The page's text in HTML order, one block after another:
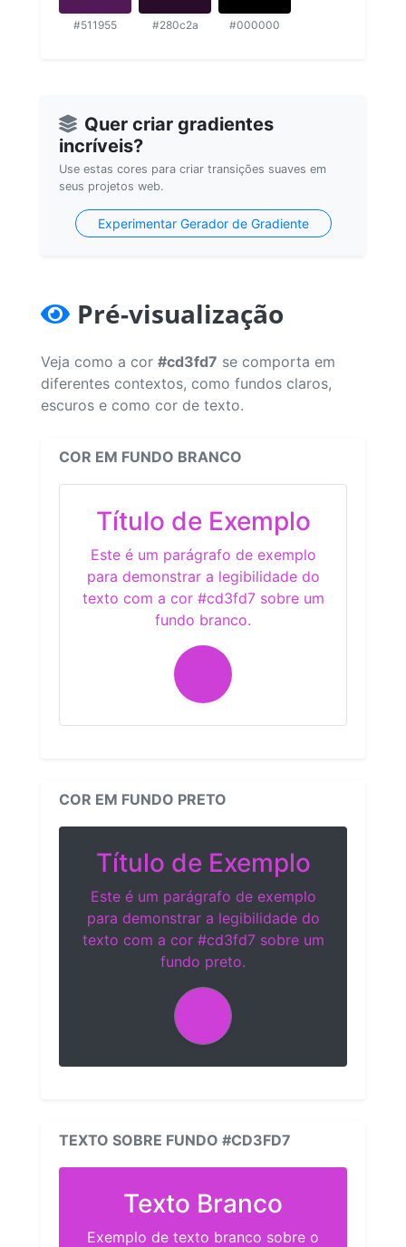
#511955 #280c2a #000000
Quer criar gradientes
incríveis?
Use estas cores para criar transições suaves em
seus projetos web.
Experimentar Gerador de Gradiente
Pré-visualização
Veja como a cor #cd3fd7 se comporta em
diferentes contextos, como fundos claros,
escuros e como cor de texto.
COR EM FUNDO BRANCO
Título de Exemplo
Este é um parágrafo de exemplo
para demonstrar a legibilidade do
texto com a cor #cd3fd7 sobre um
fundo branco.
COR EM FUNDO PRETO
Título de Exemplo
Este é um parágrafo de exemplo
para demonstrar a legibilidade do
texto com a cor #cd3fd7 sobre um
fundo preto.
TEXTO SOBRE FUNDO #CD3FD7
Texto Branco
Exemplo de texto branco sobre o